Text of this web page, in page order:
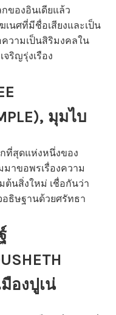
ของอินเดียแล้ว
นศที่มีชื่อเสียงและเป็น
วามเป็นสิริมงคลใน
ริญรุ่งเรือง
มุมไบ
ที่สุดแห่งหนึ่งของ
าขอพรเรื่องความ
ต้นสิ่งใหม่ เชื่อกันว่า
ธิษฐานด้วยศรัทธา
มืองปูเน่